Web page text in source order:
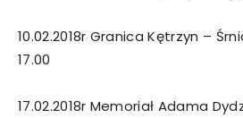
10.02.2018r Granica Kętrzyn –
17.00
17.02.2018r Memoriał Adama